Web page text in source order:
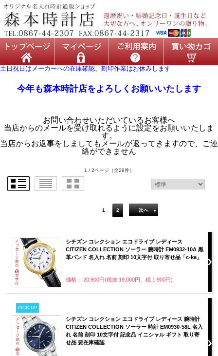
土日祝日はメーカーへの在庫確認、刻印作業はお休みします
今年も森本時計店をよろしくお願いいたします
お問い合わせいただいているお客様へ
当店からのメールを受け取れるように設定をお願いいたしま
す。
当店からお返事をしましてもメールが返ってきますので、ご連
絡ができません
1 / 2ページ （全29件）
1 2 次へ
シチズン コレクション エコドライブ レディース
CITIZEN COLLECTION ソーラー 腕時計 EM0932-10A 黒
革バンド 名入れ 名前 刻印 10文字付 取り寄せ品「c-ka」
価格： 20,900円(税抜 19,000円、税 1,900円)
PICK UP
シチズン コレクション エコドライブ レディース 腕時計
CITIZEN COLLECTION ソーラー 時計 EM0930-58L 名入
れ 名前 刻印 10文字付 記念品 イニシャル ギフト 取り寄
せ品 要在庫確認